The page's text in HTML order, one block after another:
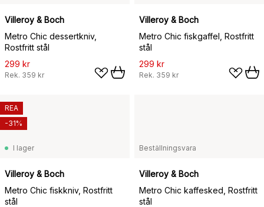
Villeroy & Boch
Metro Chic dessertkniv,
Rostfritt stål
299 kr
Rek. 359 kr
Villeroy & Boch
Metro Chic fiskgaffel, Rostfritt
stål
299 kr
Rek. 359 kr
I lager
Villeroy & Boch
Metro Chic fiskkniv, Rostfritt
stål
REA
-31%
Beställningsvara
Villeroy & Boch
Metro Chic kaffesked, Rostfritt
stål